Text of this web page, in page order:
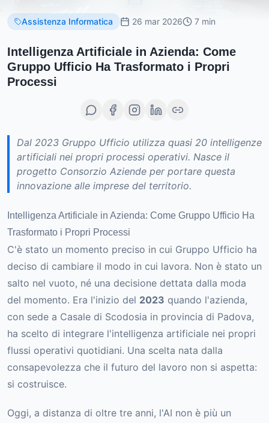
Assistenza Informatica 26 mar 2026 7 min
Intelligenza Artificiale in Azienda: Come
Gruppo Ufficio Ha Trasformato i Propri
Processi
Dal 2023 Gruppo Ufficio utilizza quasi 20 intelligenze
artificiali nei propri processi operativi. Nasce il
progetto Consorzio Aziende per portare questa
innovazione alle imprese del territorio.
Intelligenza Artificiale in Azienda: Come Gruppo Ufficio Ha
Trasformato i Propri Processi
C'è stato un momento preciso in cui Gruppo Ufficio ha
deciso di cambiare il modo in cui lavora. Non è stato un
salto nel vuoto, né una decisione dettata dalla moda
del momento. Era l'inizio del 2023 quando l'azienda,
con sede a Casale di Scodosia in provincia di Padova,
ha scelto di integrare l'intelligenza artificiale nei propri
flussi operativi quotidiani. Una scelta nata dalla
consapevolezza che il futuro del lavoro non si aspetta:
si costruisce.
Oggi, a distanza di oltre tre anni, l'AI non è più un